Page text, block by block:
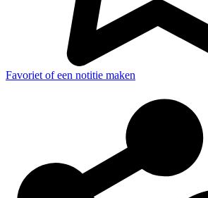
Favoriet of een notitie maken